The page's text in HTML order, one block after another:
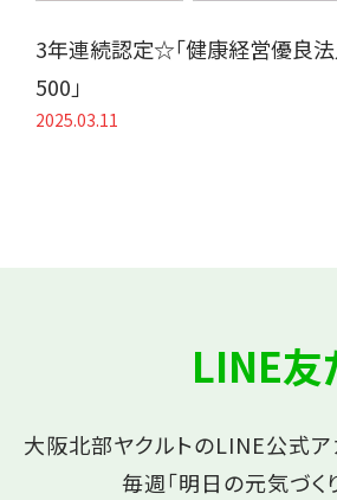
3年連続認定☆「健康経営優良
500」
2025.03.11
LINE友
大阪北部ヤクルトのLINE公式ア
毎週「明日の元気づく